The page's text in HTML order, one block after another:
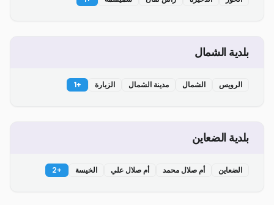
بلدية الشمال
الرويس الشمال مدينة الشمال الزبارة +
1
بلدية الضعاين
الضعاين أم صلال محمد أم صلال علي الخيسة +
2